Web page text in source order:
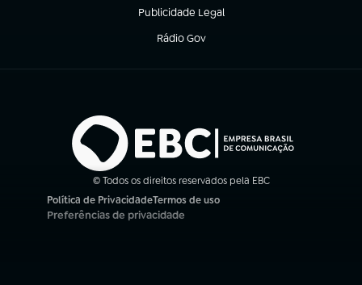
Publicidade Legal
(abre em nova aba)
Rádio Gov
(abre em nova aba)
© Todos os direitos reservados pela EBC
Política de Privacidade
(abre em nova aba)
Termos de uso
(abre em nova aba)
Preferências de privacidade